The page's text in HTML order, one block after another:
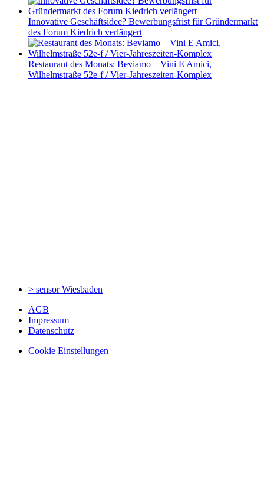
Innovative Geschäftsidee? Bewerbungsfrist für Gründermarkt
des Forum Kiedrich verlängert
Restaurant des Monats: Beviamo – Vini E Amici,
Wilhelmstraße 52e-f / Vier-Jahreszeiten-Komplex
> sensorWiesbaden
AGB
Impressum
Datenschutz
Cookie Einstellungen